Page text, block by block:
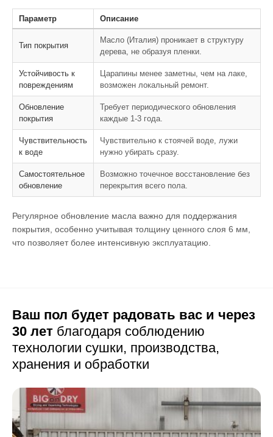
Параметр Описание
Тип покрытия
Масло (Италия) проникает в структуру
дерева, не образуя пленки.
Устойчивость к
повреждениям
Царапины менее заметны, чем на лаке,
возможен локальный ремонт.
Обновление
покрытия
Требует периодического обновления
каждые 1-3 года.
Чувствительность
к воде
Чувствительно к стоячей воде, лужи
нужно убирать сразу.
Самостоятельное
обновление
Возможно точечное восстановление без
перекрытия всего пола.
Регулярное обновление масла важно для поддержания
покрытия, особенно учитывая толщину ценного слоя 6 мм,
что позволяет более интенсивную эксплуатацию.
Ваш пол будет радовать вас и через
30 лет благодаря соблюдению
технологии сушки, производства,
хранения и обработки